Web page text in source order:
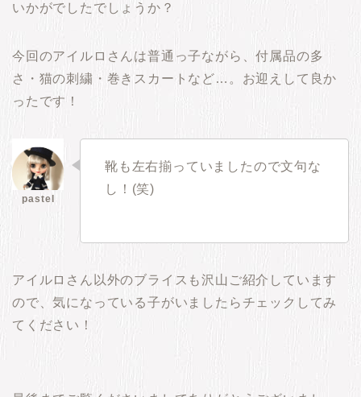
いかがでしたでしょうか？
今回のアイルロさんは普通っ子ながら、付属品の多
さ・猫の刺繍・巻きスカートなど…。お迎えして良か
ったです！
靴も左右揃っていましたので文句な
し！(笑)
アイルロさん以外のブライスも沢山ご紹介しています
ので、気になっている子がいましたらチェックしてみ
てください！
新着情報